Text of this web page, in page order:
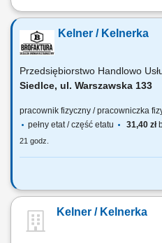
Twoja misja kompleksowa obsługa
przygotowanie sal zgodnie z
wydarzenia, serwis dań i napojów
Kelner / Kelnerka
Przedsiębiorstwo Handlowo
Siedlce, ul. Warszawska
pracownik fizyczny / pracowniczka
pełny etat / część etatu
31,40 zł
21 godz.
Twoje główne zadania: obsługa
proponowanie dodatkowych potraw/
zespołem kuchni, baru itd. dbałość
Kelner / Kelnerka